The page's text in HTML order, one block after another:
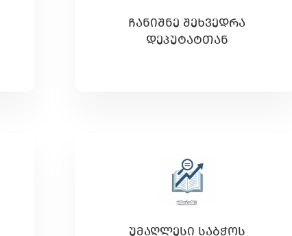
ᲩᲐᲜᲘᲨᲜᲔ ᲨᲔᲮᲕᲔᲓᲠᲐ
ᲓᲔᲞᲣᲢᲐᲢᲗᲐᲜ
ᲣᲛᲐᲦᲚᲔᲡᲘ ᲡᲐᲑᲭᲝᲡ